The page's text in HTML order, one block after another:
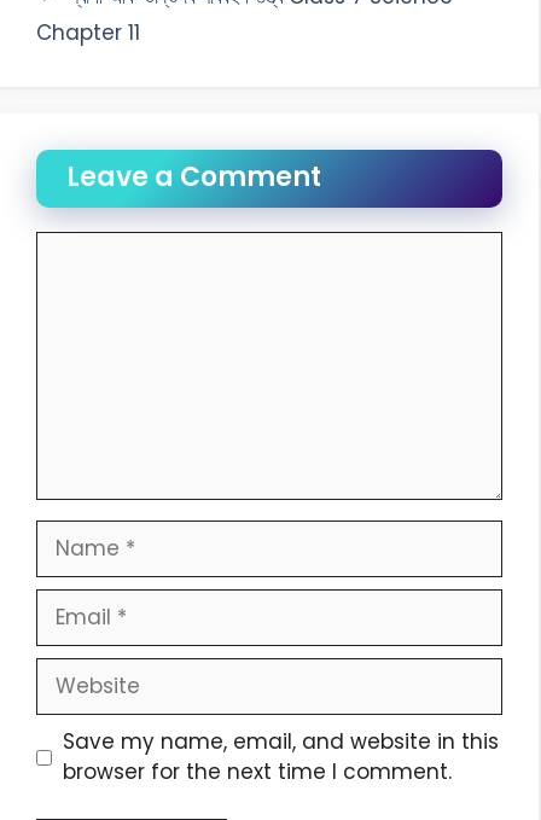
Chapter 11
Leave a Comment
Save my name, email, and website in this
browser for the next time I comment.